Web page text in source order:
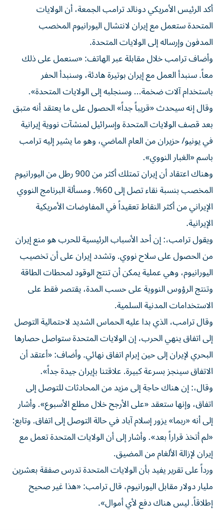
أكد الرئيس الأمريكي دونالد ترامب الجمعة، أن الولايات
المتحدة ستعمل مع إيران لانتشال اليورانيوم ‌المخصب
المدفون وإرساله إلى الولايات المتحدة.
وأضاف ترامب خلال مقابلة عبر ​الهاتف: «سنعمل ⁠على ذلك
معاً. سنبدأ العمل مع إيران بوتيرة ‌هادئة، وسنبدأ الحفر
باستخدام آلات ضخمة... وسنجلبه إلى الولايات المتحدة».
وقال إنه سيحدث «قريباً جداً» الحصول على ما يعتقد أنه متبق
بعد قصف الولايات المتحدة ‌وإسرائيل لمنشآت نووية إيرانية
في يونيو/ حزيران من العام الماضي، ⁠وهو ما يشير إليه ترامب
باسم «الغبار النووي».
وهناك اعتقاد أن إيران تمتلك أكثر من 900 رطل من اليورانيوم
المخصب بنسبة نقاء تصل إلى 60%. ومسألة البرنامج النووي
الإيراني من أكثر النقاط تعقيداً في المفاوضات الأمريكية
الإيرانية.
ويقول ترامب،: إن ​أحد الأسباب الرئيسية للحرب هو منع إيران
من الحصول ‌على سلاح نووي. وتشدد إيران على أن تخصيب
اليورانيوم، وهي عملية يمكن أن تنتج الوقود لمحطات الطاقة
وتنتج الرؤوس ⁠النووية على حسب المدة، يقتصر فقط على
الاستخدامات المدنية السلمية.
وقال ترامب، الذي بدا عليه الحماس الشديد لاحتمالية التوصل
إلى اتفاق ينهي ​الحرب، إن ‌الولايات المتحدة ستواصل حصارها
البحري لإيران إلى حين إبرام اتفاق نهائي. وأضاف: «أعتقد أن
الاتفاق سينجز بسرعة كبيرة. علاقتنا بإيران جيدة جداً».
وقال،: إن هناك حاجة إلى مزيد من المحادثات للتوصل إلى
اتفاق، وإنها ستعقد «على الأرجح ‌خلال مطلع الأسبوع». وأشار
⁠إلى أنه «ربما» يزور إسلام آباد في حالة التوصل إلى اتفاق. وتابع:
«لم أتخذ قراراً بعد». وأشار إلى أن الولايات المتحدة تعمل مع
إيران لإزالة الألغام من ⁠المضيق.
ورداً على تقرير يفيد بأن الولايات المتحدة ​تدرس صفقة بعشرين
مليار دولار مقابل اليورانيوم، قال ترامب: «هذا غير صحيح
إطلاقاً. ليس هناك دفع لأي أموال».